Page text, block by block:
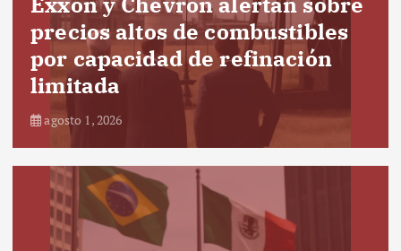
precios altos de combustibles
por capacidad de refinación
limitada
agosto 1, 2026